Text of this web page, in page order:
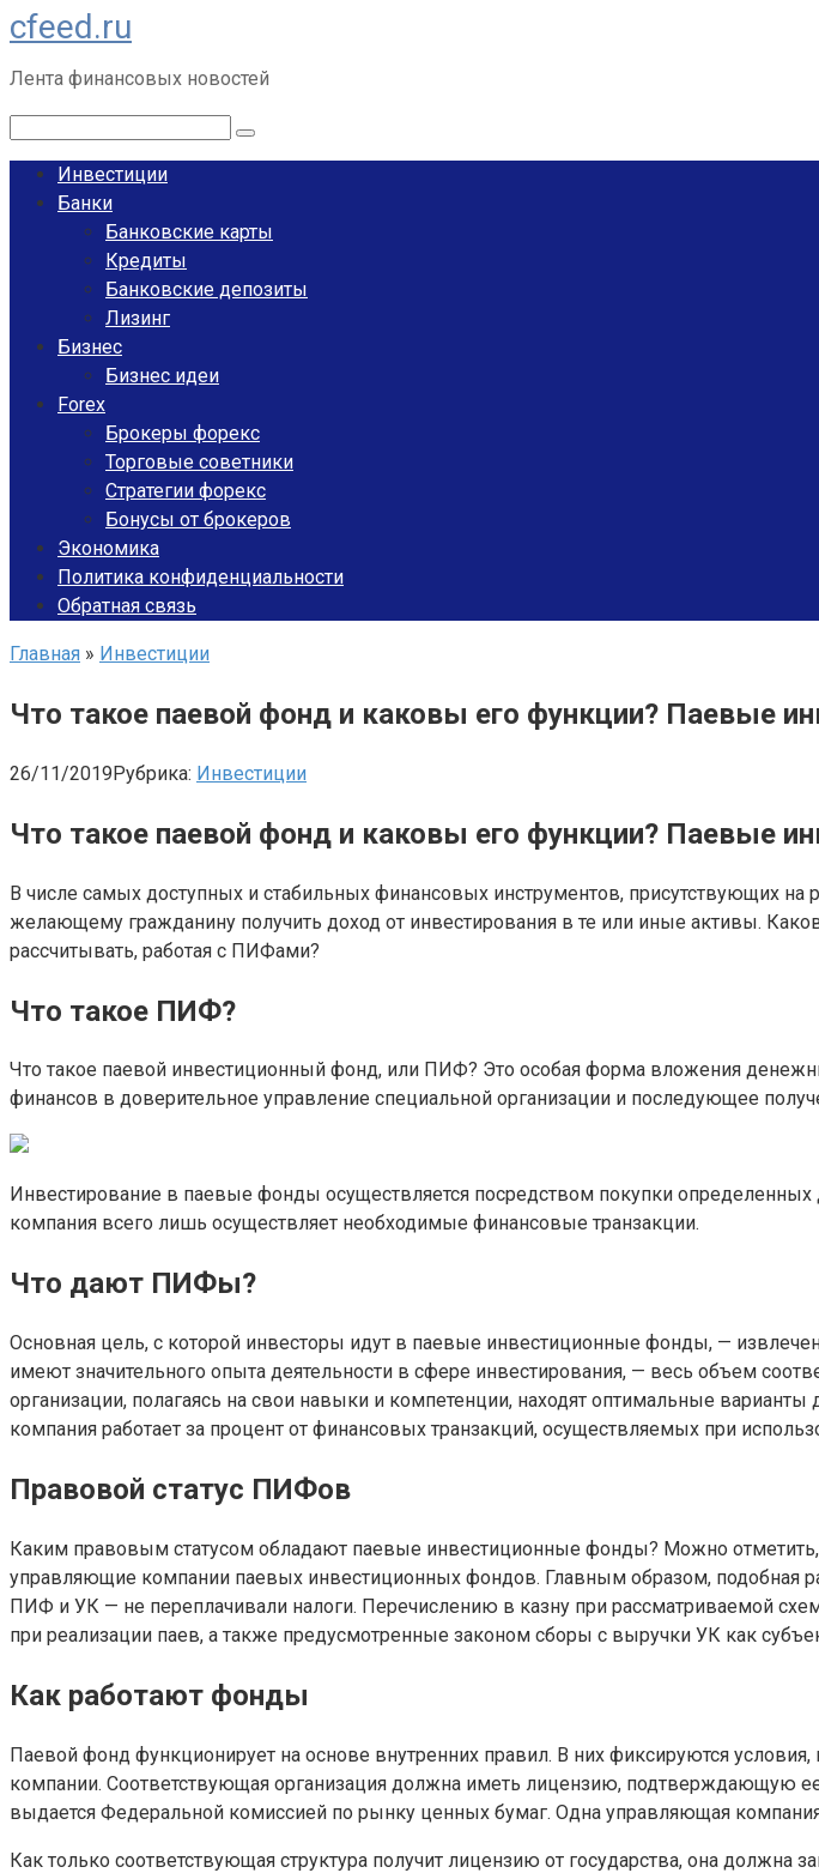
Перейти
к
контенту
cfeed.ru
Лента финансовых новостей
Инвестиции
Банки
Банковские карты
Кредиты
Банковские депозиты
Лизинг
Бизнес
Бизнес идеи
Forex
Брокеры форекс
Торговые советники
Стратегии форекс
Бонусы от брокеров
Экономика
Политика конфиденциальности
Обратная связь
Главная » Инвестиции
Что такое паевой фонд и каковы его функции? Паевые
26/11/2019Рубрика: Инвестиции
Что такое паевой фонд и каковы его функции? Паевые
В числе самых доступных и стабильных финансовых инструментов, присутствующих
желающему гражданину получить доход от инвестирования в те или иные активы.
рассчитывать, работая с ПИФами?
Что такое ПИФ?
Что такое паевой инвестиционный фонд, или ПИФ? Это особая форма вложения
финансов в доверительное управление специальной организации и последующее
Инвестирование в паевые фонды осуществляется посредством покупки
компания всего лишь осуществляет необходимые финансовые транзакции.
Что дают ПИФы?
Основная цель, с которой инвесторы идут в паевые инвестиционные фонды, —
имеют значительного опыта деятельности в сфере инвестирования, — весь объем
организации, полагаясь на свои навыки и компетенции, находят оптимальные
компания работает за процент от финансовых транзакций, осуществляемых при
Правовой статус ПИФов
Каким правовым статусом обладают паевые инвестиционные фонды? Можно
управляющие компании паевых инвестиционных фондов. Главным образом, подобная
ПИФ и УК — не переплачивали налоги. Перечислению в казну при рассматриваемой
при реализации паев, а также предусмотренные законом сборы с выручки УК как
Как работают фонды
Паевой фонд функционирует на основе внутренних правил. В них фиксируются
компании. Соответствующая организация должна иметь лицензию, подтверждающую
выдается Федеральной комиссией по рынку ценных бумаг. Одна управляющая
Как только соответствующая структура получит лицензию от государства, она